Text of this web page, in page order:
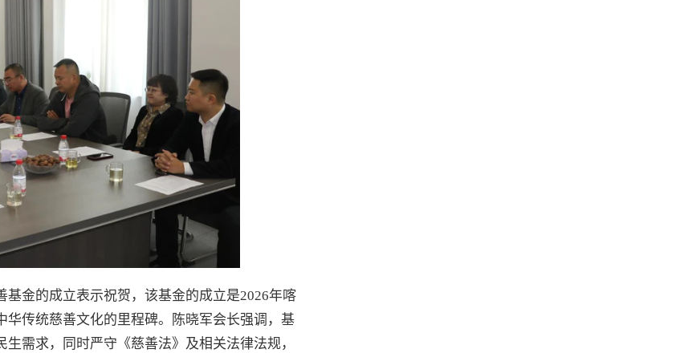
金的成立表示祝贺，该基金的成立是2026年喀
传统慈善文化的里程碑。陈晓军会长强调，基
需求，同时严守《慈善法》及相关法律法规，